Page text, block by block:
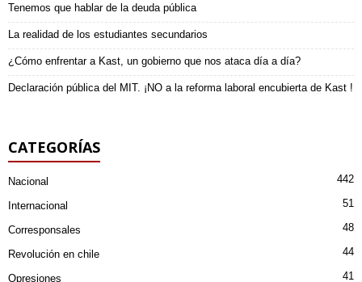
Tenemos que hablar de la deuda pública
La realidad de los estudiantes secundarios
¿Cómo enfrentar a Kast, un gobierno que nos ataca día a día?
Declaración pública del MIT. ¡NO a la reforma laboral encubierta de Kast !
CATEGORÍAS
Nacional 442
Internacional 51
Corresponsales 48
Revolución en chile 44
Opresiones 41